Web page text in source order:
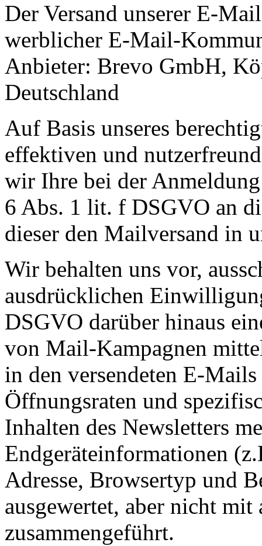
Der Versand unserer E-
werblicher E-Mail-
Anbieter: Brevo GmbH,
Deutschland
Auf Basis unseres
effektiven und
wir Ihre bei der
6 Abs. 1 lit. f DSGVO an
dieser den Mailversand in
Wir behalten uns vor,
ausdrücklichen
DSGVO darüber hinaus
von Mail-Kampagnen
in den versendeten E-
Öffnungsraten und
Inhalten des Newsletters
Endgeräteinformationen
Adresse, Browsertyp und
ausgewertet, aber nicht mit
zusammengeführt.